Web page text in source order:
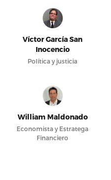
Víctor García San
Inocencio
Política y justicia
William Maldonado
Economista y Estratega
Financiero